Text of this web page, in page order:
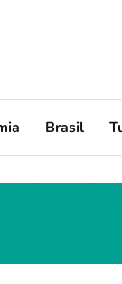
Brasil